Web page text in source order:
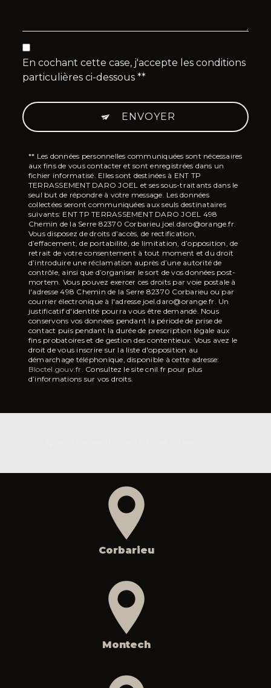
En cochant cette case, j'accepte les conditions
particulières ci-dessous **
ENVOYER
** Les données personnelles communiquées sont nécessaires
aux fins de vous contacter et sont enregistrées dans un
fichier informatisé. Elles sont destinées à ENT TP
TERRASSEMENT DARO JOEL et ses sous-traitants dans le
seul but de répondre à votre message. Les données
collectées seront communiquées aux seuls destinataires
suivants: ENT TP TERRASSEMENT DARO JOEL 498
Chemin de la Serre 82370 Corbarieu joel.daro@orange.fr.
Vous disposez de droits d’accès, de rectification,
d’effacement, de portabilité, de limitation, d’opposition, de
retrait de votre consentement à tout moment et du droit
d’introduire une réclamation auprès d’une autorité de
contrôle, ainsi que d’organiser le sort de vos données post-
mortem. Vous pouvez exercer ces droits par voie postale à
l'adresse 498 Chemin de la Serre 82370 Corbarieu ou par
courrier électronique à l'adresse joel.daro@orange.fr. Un
justificatif d'identité pourra vous être demandé. Nous
conservons vos données pendant la période de prise de
contact puis pendant la durée de prescription légale aux
fins probatoires et de gestion des contentieux. Vous avez le
droit de vous inscrire sur la liste d'opposition au
démarchage téléphonique, disponible à cette adresse:
Bloctel.gouv.fr. Consultez le site cnil.fr pour plus
d’informations sur vos droits.
Corbarieu
Montech